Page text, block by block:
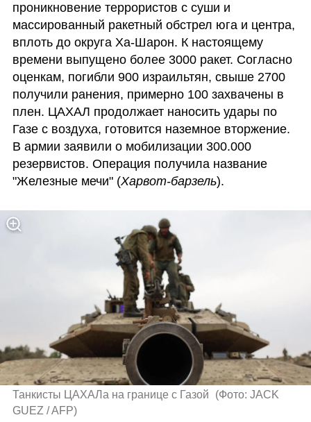
проникновение террористов с суши и
массированный ракетный обстрел юга и центра,
вплоть до округа Ха-Шарон. К настоящему
времени выпущено более 3000 ракет. Согласно
оценкам, погибли 900 израильтян, свыше 2700
получили ранения, примерно 100 захвачены в
плен. ЦАХАЛ продолжает наносить удары по
Газе с воздуха, готовится наземное вторжение.
В армии заявили о мобилизации 300.000
резервистов. Операция получила название
"Железные мечи" (Харвот-барзель).
Танкисты ЦАХАЛа на границе с Газой (Фото: JACK
GUEZ / AFP)